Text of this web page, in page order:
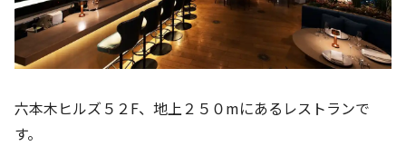
六本木ヒルズ５２F、地上２５０mにあるレストランで
す。